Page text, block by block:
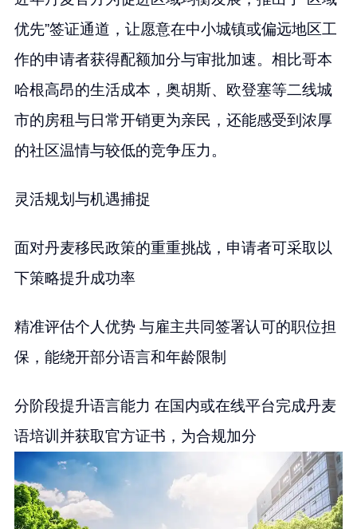
优先”签证通道，让愿意在中小城镇或偏远地区工
作的申请者获得配额加分与审批加速。相比哥本
哈根高昂的生活成本，奥胡斯、欧登塞等二线城
市的房租与日常开销更为亲民，还能感受到浓厚
的社区温情与较低的竞争压力。
灵活规划与机遇捕捉
面对丹麦移民政策的重重挑战，申请者可采取以
下策略提升成功率
精准评估个人优势 与雇主共同签署认可的职位担
保，能绕开部分语言和年龄限制
分阶段提升语言能力 在国内或在线平台完成丹麦
语培训并获取官方证书，为合规加分